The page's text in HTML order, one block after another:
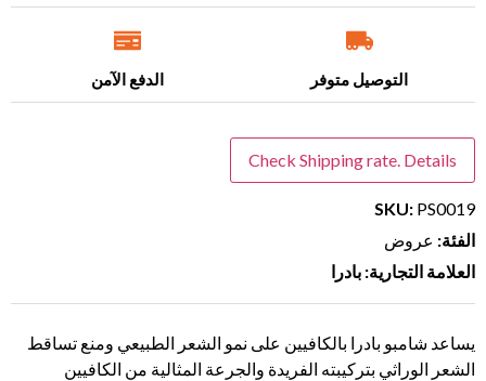
التوصيل متوفر الدفع الآمن
Check Shipping rate. Details
SKU: PS0019
الفئة: عروض
العلامة التجارية: بادرا
يساعد شامبو بادرا بالكافيين على نمو الشعر الطبيعي ومنع تساقط
الشعر الوراثي بتركيبته الفريدة والجرعة المثالية من الكافيين